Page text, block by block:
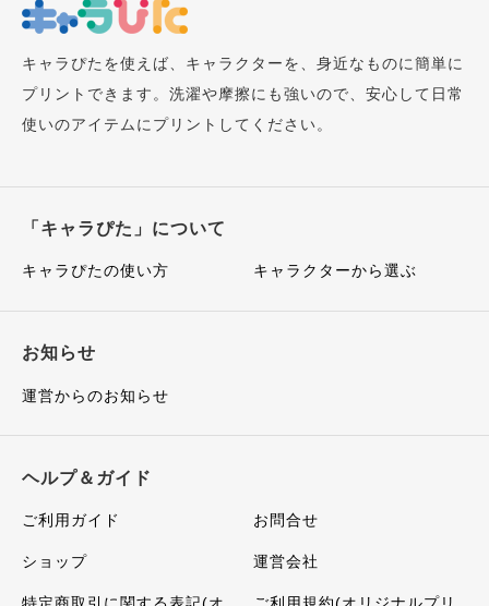
キャラぴたを使えば、キャラクターを、身近なものに簡単に
プリントできます。洗濯や摩擦にも強いので、安心して日常
使いのアイテムにプリントしてください。
「キャラぴた」について
キャラぴたの使い方 キャラクターから選ぶ
お知らせ
運営からのお知らせ
ヘルプ＆ガイド
ご利用ガイド お問合せ
ショップ 運営会社
特定商取引に関する表記(オ ご利用規約(オリジナルプリ